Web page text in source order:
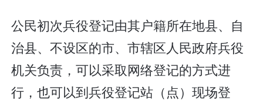
公民初次兵役登记由其户籍所在地县、自
治县、不设区的市、市辖区人民政府兵役
机关负责，可以采取网络登记的方式进
行，也可以到兵役登记站（点）现场登